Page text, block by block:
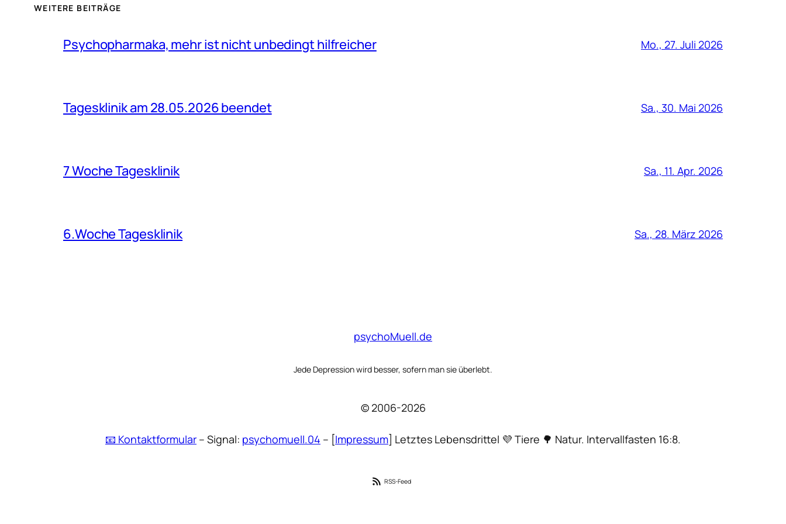
WEITERE BEITRÄGE
Psychopharmaka, mehr ist nicht unbedingt hilfreicher Mo., 27. Juli 2026
Tagesklinik am 28.05.2026 beendet Sa., 30. Mai 2026
7 Woche Tagesklinik Sa., 11. Apr. 2026
6.Woche Tagesklinik Sa., 28. März 2026
psychoMuell.de
Jede Depression wird besser, sofern man sie überlebt.
© 2006-2026
📧 Kontaktformular – Signal: psychomuell.04 – [Impressum] Letztes Lebensdrittel 💜 Tiere 🌳 Natur. Intervallfasten 16:8.
RSS-Feed